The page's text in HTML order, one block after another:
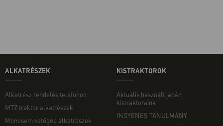
ALKATRÉSZEK
Alkatrész rendelés telefonon
MTZ traktor alkatrészek
Monosem vetőgép alkatrészek
KISTRAKTOROK
Aktuális használt japán
kistraktoraink
INGYENES TANULMÁNY